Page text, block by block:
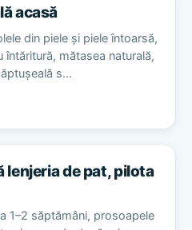
acasă
din piele și piele întoarsă,
mătasea naturală,
s…
lenjeria de pat, pilota
1–2 săptămâni, prosoapele